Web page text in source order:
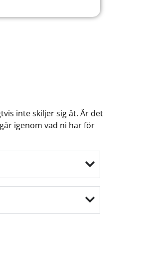
inte skiljer sig åt. Är det
igenom vad ni har för